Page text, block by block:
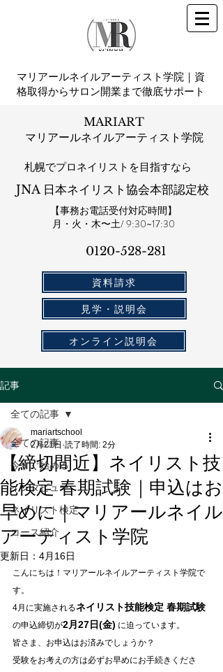
マリアールネイルアーティスト学院｜資
格取得からサロン開業まで徹底サポート
MARIART
マリアールネイルアーティスト学院
札幌​でプロネイリストを目指すなら
JNA 日本ネイリスト協会本部認定校
【事務お電話受付対応時間】
​月・火・木〜土/ 9:30~17:30
0120-528-281​
資料請求
見学・説明会
オンライン説明会
記事
全ての記事
今すぐ始める
インタビュー
ネイリスト検定
コース紹介
全ての記事
【締切間近】ネイリスト技
能検定 春期試験｜申込はお
早めに｜マリアールネイル
アーティスト学院
mariartschool
2月21日 読了時間: 2分
更新日： 4月16日
こんにちは！マリアールネイルアーティスト学院で
す。
4月に実施されるネイリスト技能検定 春期試験
の申込締切が2月27日(金) に迫っています。
皆さま、お申込はお済みでしょうか？
受験をお考えの方は必ずお早めにお手続きくださ